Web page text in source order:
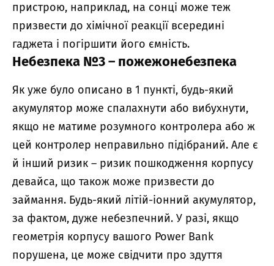
пристрою, наприклад, на сонці може теж
призвести до хімічної реакції всередині
гаджета і погіршити його ємність.
Небезпека №3 – пожежонебезпека
Як уже було описано в 1 пункті, будь-який
акумулятор може спалахнути або вибухнути,
якщо не матиме розумного контролера або ж
цей контролер неправильно підібраний. Але є
й інший ризик – ризик пошкодження корпусу
девайса, що також може призвести до
займання. Будь-який літій-іонний акумулятор,
за фактом, дуже небезпечний. У разі, якщо
геометрія корпусу вашого Power Bank
порушена, це може свідчити про здуття